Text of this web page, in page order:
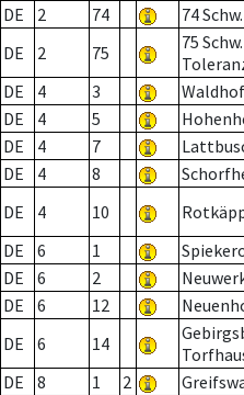
DE
2 74 74
DE
2 75
75
DE
4 3 Waldhof
DE
4 5
DE
4 7
DE
4 8
DE
4 10
DE
6 1
DE
6 2
DE
6 12
DE
6 14
DE
8 1 2